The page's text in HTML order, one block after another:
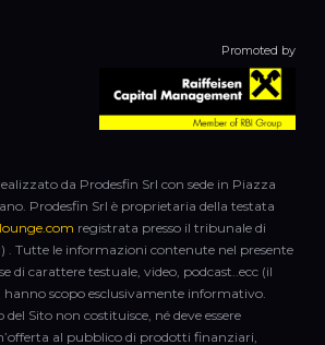
Promoted by
da Prodesfin Srl con sede in Piazza
Prodesfin Srl è proprietaria della testata
registrata presso il tribunale di
. Tutte le informazioni contenute nel presente
di carattere testuale, video, podcast..ecc (il
hanno scopo esclusivamente informativo.
Sito non costituisce, né deve essere
al pubblico di prodotti finanziari,